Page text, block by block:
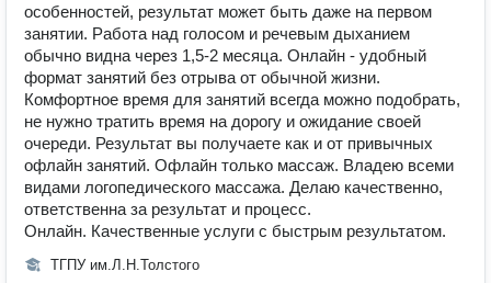
особенностей, результат может быть даже на первом
занятии. ️Работа над голосом и речевым дыханием
обычно видна через 1,5-2 месяца. Онлайн - удобный
формат занятий без отрыва от обычной жизни.
Комфортное время для занятий всегда можно подобрать,
не нужно тратить время на дорогу и ожидание своей
очереди. Результат вы получаете как и от привычных
офлайн занятий. Офлайн только массаж. Владею всеми
видами логопедического массажа. Делаю качественно,
ответственна за результат и процесс.
Онлайн. Качественные услуги с быстрым результатом.
ТГПУ им.Л.Н.Толстого